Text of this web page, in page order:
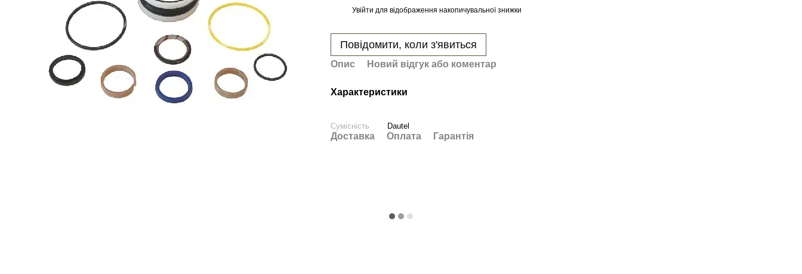
Увійти для відображення накопичувальної знижки
Повідомити, коли з'явиться
Опис Новий відгук або коментар
Характеристики
Сумісність Dautel
Доставка Оплата Гарантія